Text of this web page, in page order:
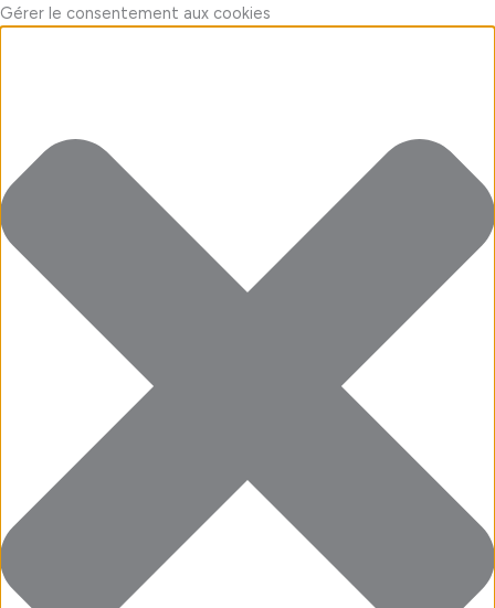
Gérer le consentement aux cookies
Fonctionnel
Préférences
Statistiques
Marketing
Aller